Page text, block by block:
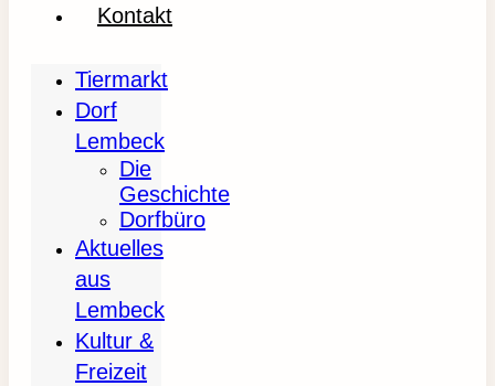
Kontakt
Tiermarkt
Dorf
Lembeck
Die
Geschichte
Dorfbüro
Aktuelles
aus
Lembeck
Kultur &
Freizeit